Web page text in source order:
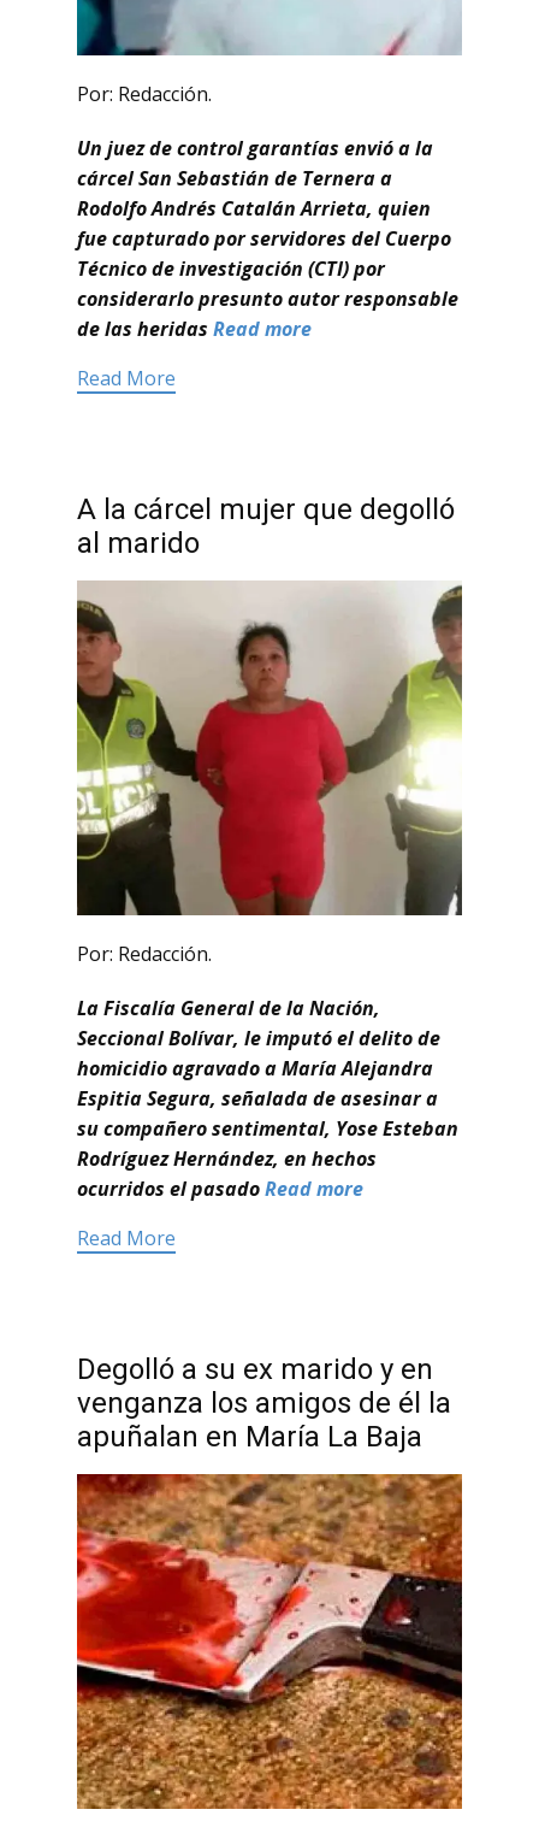
Por: Redacción.
Un juez de control garantías envió a la
cárcel San Sebastián de Ternera a
Rodolfo Andrés Catalán Arrieta, quien
fue capturado por servidores del Cuerpo
Técnico de investigación (CTI) por
considerarlo presunto autor responsable
de las heridas Read more
Read More
A la cárcel mujer que degolló
al marido
Por: Redacción.
La Fiscalía General de la Nación,
Seccional Bolívar, le imputó el delito de
homicidio agravado a María Alejandra
Espitia Segura, señalada de asesinar a
su compañero sentimental, Yose Esteban
Rodríguez Hernández, en hechos
ocurridos el pasadoRead more
Read More
Degolló a su ex marido y en
venganza los amigos de él la
apuñalan en María La Baja